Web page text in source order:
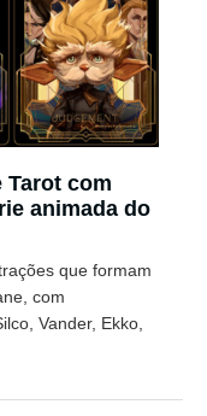
com
animada do
que formam
com
Vander, Ekko,